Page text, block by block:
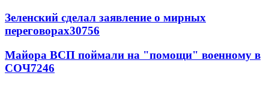
Зеленский сделал заявление о мирных
переговорах30756
Майора ВСП поймали на "помощи" военному в
СОЧ7246